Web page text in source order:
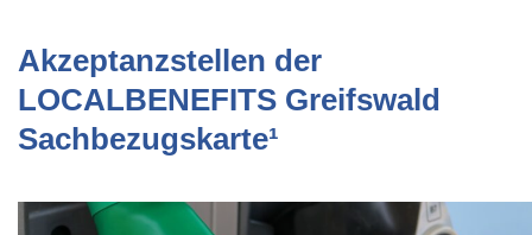
Akzeptanzstellen der
LOCALBENEFITS Greifswald
Sachbezugskarte¹